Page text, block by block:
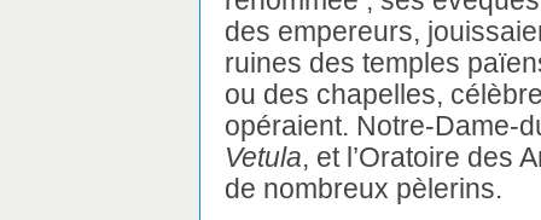
des empereurs,
ruines des temples
ou des chapelles,
opéraient. Notre-Dame-
Vetula, et l’Oratoire des
de nombreux pèlerins.